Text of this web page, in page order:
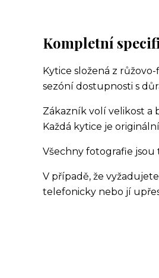
Kompletní
Kytice složená z
sezóní dostupnosti s
Zákazník volí velikost a
Každá kytice je
Všechny fotografie jsou
V případě, že
telefonicky nebo jí